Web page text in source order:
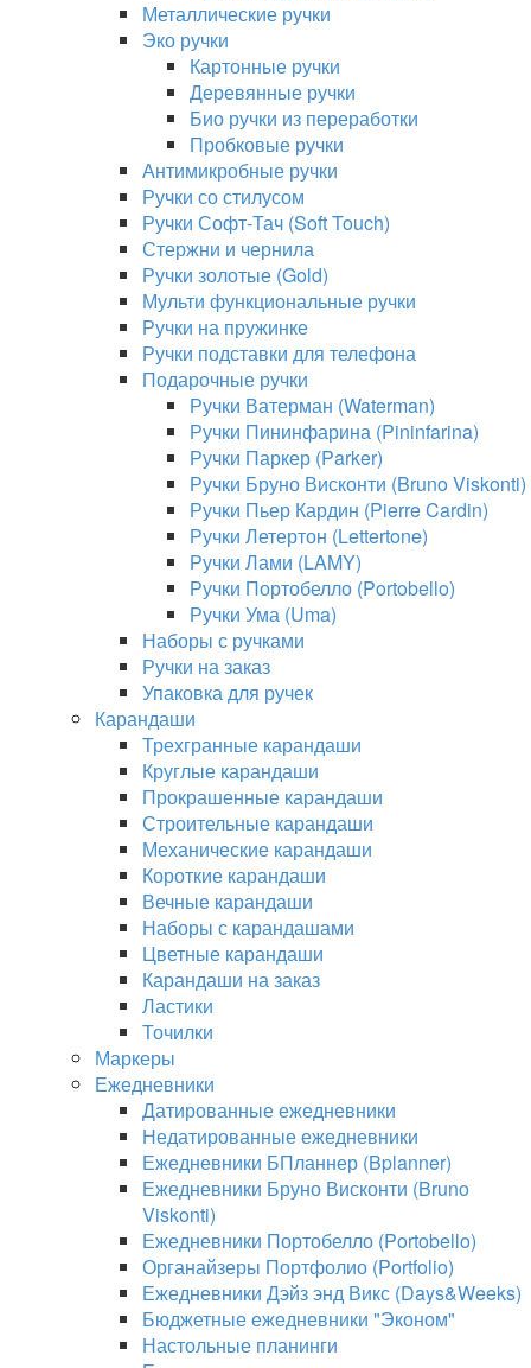
Металлические ручки
Эко ручки
Картонные ручки
Деревянные ручки
Био ручки из переработки
Пробковые ручки
Антимикробные ручки
Ручки со стилусом
Ручки Софт-Тач (Soft Touch)
Стержни и чернила
Ручки золотые (Gold)
Мульти функциональные ручки
Ручки на пружинке
Ручки подставки для телефона
Подарочные ручки
Ручки Ватерман (Waterman)
Ручки Пининфарина (Pininfarina)
Ручки Паркер (Parker)
Ручки Бруно Висконти (Bruno Viskonti)
Ручки Пьер Кардин (Pierre Cardin)
Ручки Летертон (Lettertone)
Ручки Лами (LAMY)
Ручки Портобелло (Portobello)
Ручки Ума (Uma)
Наборы с ручками
Ручки на заказ
Упаковка для ручек
Карандаши
Трехгранные карандаши
Круглые карандаши
Прокрашенные карандаши
Строительные карандаши
Механические карандаши
Короткие карандаши
Вечные карандаши
Наборы с карандашами
Цветные карандаши
Карандаши на заказ
Ластики
Точилки
Маркеры
Ежедневники
Датированные ежедневники
Недатированные ежедневники
Ежедневники БПланнер (Bplanner)
Ежедневники Бруно Висконти (Bruno
Viskonti)
Ежедневники Портобелло (Portobello)
Органайзеры Портфолио (Portfolio)
Ежедневники Дэйз энд Викс (Days&Weeks)
Бюджетные ежедневники "Эконом"
Настольные планинги